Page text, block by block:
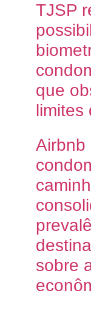
TJSP
que
limites
Airbnb
sobre